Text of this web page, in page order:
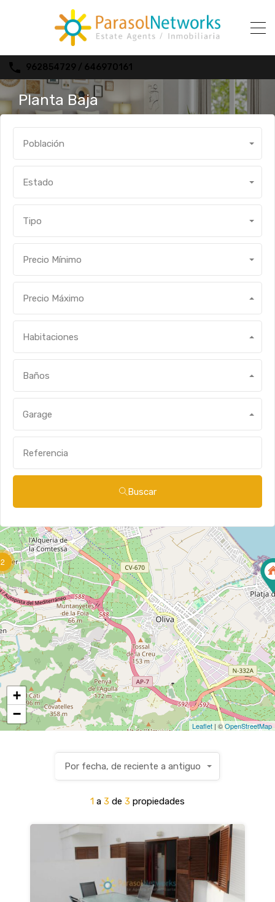
962854729 / 646970161
Planta Baja
Población
Estado
Tipo
Precio Mínimo
Precio Máximo
Habitaciones
Baños
Garage
Buscar
2
+
−
Leaflet | ©OpenStreetMap
1 a 3 de 3 propiedades
Por fecha, de reciente a antiguo